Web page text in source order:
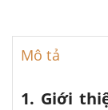
Mô tả
1. Giới